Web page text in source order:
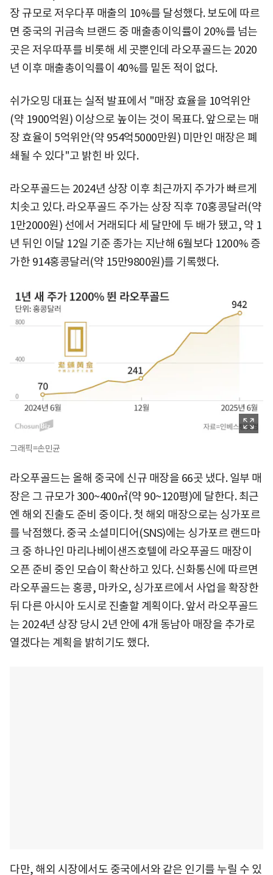
장 규모로 저우다푸 매출의 10%를 달성했다. 보도에 따르
면 중국의 귀금속 브랜드 중 매출총이익률이 20%를 넘는
곳은 저우따푸를 비롯해 세 곳뿐인데 라오푸골드는 2020
년 이후 매출총이익률이 40%를 밑돈 적이 없다.
쉬가오밍 대표는 실적 발표에서 "매장 효율을 10억위안
(약 1900억원) 이상으로 높이는 것이 목표다. 앞으로는 매
장 효율이 5억위안(약 954억5000만원) 미만인 매장은 폐
쇄될 수 있다"고 밝힌 바 있다.
라오푸골드는 2024년 상장 이후 최근까지 주가가 빠르게
치솟고 있다. 라오푸골드 주가는 상장 직후 70홍콩달러(약
1만2000원) 선에서 거래되다 세 달만에 두 배가 됐고, 약 1
년 뒤인 이달 12일 기준 종가는 지난해 6월보다 1200% 증
가한 914홍콩달러(약 15만9800원)를 기록했다.
그래픽=손민균
라오푸골드는 올해 중국에 신규 매장을 66곳 냈다. 일부 매
장은 그 규모가 300~400㎡(약 90~120평)에 달한다. 최근
엔 해외 진출도 준비 중이다. 첫 해외 매장으로는 싱가포르
를 낙점했다. 중국 소셜미디어(SNS)에는 싱가포르 랜드마
크 중 하나인 마리나베이샌즈호텔에 라오푸골드 매장이
오픈 준비 중인 모습이 확산하고 있다. 신화통신에 따르면
라오푸골드는 홍콩, 마카오, 싱가포르에서 사업을 확장한
뒤 다른 아시아 도시로 진출할 계획이다. 앞서 라오푸골드
는 2024년 상장 당시 2년 안에 4개 동남아 매장을 추가로
열겠다는 계획을 밝히기도 했다.
다만, 해외 시장에서도 중국에서와 같은 인기를 누릴 수 있